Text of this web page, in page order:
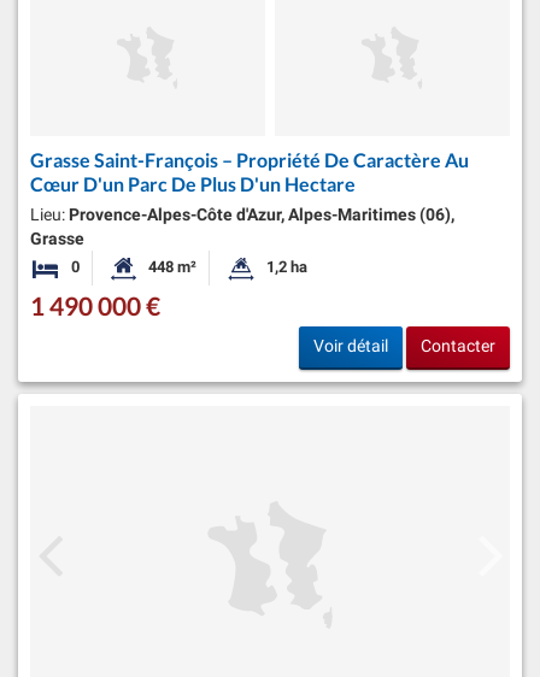
Grasse Saint-François – Propriété De Caractère Au
Cœur D'un Parc De Plus D'un Hectare
Lieu: Provence-Alpes-Côte d'Azur, Alpes-Maritimes (06),
Grasse
0 ChambresSurface habitable:
448 m² Superficie du terrain:
1,2 ha
1 490 000 €
Voir détail Contacter